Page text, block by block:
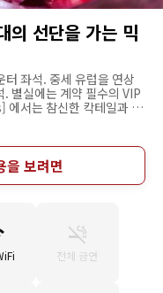
의 선단을 가는 믹
좌석. 중세 유럽을 연상
별실에는 계약 필수의 VIP
서는 참신한 칵테일과 함
. 술과 궁합이 좋은 '생햄
채, 엄선한 술, 다양한 장비
칵테일은 만들기 시작하
주말에는 최고의 술이 늘
을 보려면
전체 금연